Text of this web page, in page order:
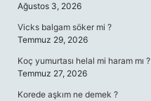
Ağustos 3, 2026
Vicks balgam söker mi ?
Temmuz 29, 2026
Koç yumurtası helal mi haram mı ?
Temmuz 27, 2026
Korede aşkım ne demek ?